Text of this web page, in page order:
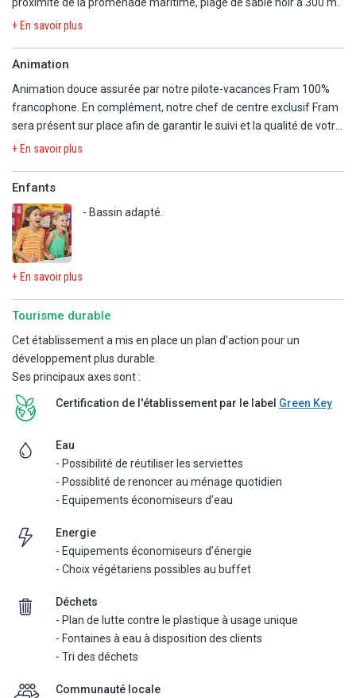
- 2 piscines extérieures non chauffées avec 1 bain à remous
- Petite salle de fitness (4 machines), sauna, hammam.
- Jardin, terrasse avec transats.
- Billard.
- Tennis de table
En option payante
- Massages (sur réservation au Pestana Royal, sous réserve de
disponibilité).
A proximité :
- Golf (12 km).
- Casino (5 km).
+ En savoir plus
Animation
Animation douce assurée par notre pilote-vacances Fram 100%
francophone. En complément, notre chef de centre exclusif Fram
sera présent sur place afin de garantir le suivi et la qualité de votre
séjour.
respect des vacances de chacun : large programme d'activités
L'hôtel vous propose aussi une animation internationale (selon
programme hebdomadaire de l'hôtel)
+ En savoir plus
Enfants
- Bassin adapté.
+ En savoir plus
Tourisme durable
Cet établissement a mis en place un plan d'action pour un
développement plus durable.
Ses principaux axes sont :
Certification de l'établissement par le label Green Key
Eau
- Possibilité de réutiliser les serviettes
- Possiblité de renoncer au ménage quotidien
- Equipements économiseurs d’eau
Energie
- Equipements économiseurs d’énergie
- Choix végétariens possibles au buffet
Déchets
- Plan de lutte contre le plastique à usage unique
- Fontaines à eau à disposition des clients
- Tri des déchets
Communauté locale